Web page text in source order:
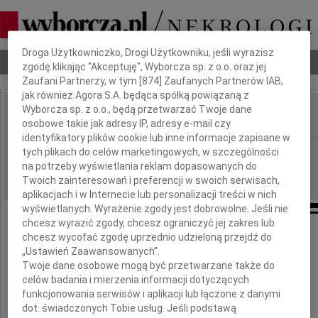
Nekrologi Odeszli Poradnik pogrzebowy
IMIĘ I NAZWISKO:
REGION: Warszawa
DATA EMISJI: 09.10.2009
i
Zbigniewowi Kledyńskiemu
Dbamy o Twoją prywatność
Droga Użytkowniczko, Drogi Użytkowniku, jeśli wyrazisz
zgodę klikając "Akceptuję", Wyborcza sp. z o.o. oraz jej
Zaufani Partnerzy, w tym [874 ] Zaufanych Partnerów IAB,
jak również Agora S.A. będąca spółką powiązaną z
Wyborcza sp. z o.o., będą przetwarzać Twoje dane
osobowe takie jak adresy IP, adresy e-mail czy
identyfikatory plików cookie lub inne informacje zapisane w
tych plikach do celów marketingowych, w szczególności
na potrzeby wyświetlania reklam dopasowanych do
Twoich zainteresowań i preferencji w swoich serwisach,
aplikacjach i w Internecie lub personalizacji treści w nich
wyświetlanych. Wyrażenie zgody jest dobrowolne. Jeśli nie
chcesz wyrazić zgody, chcesz ograniczyć jej zakres lub
chcesz wycofać zgodę uprzednio udzieloną przejdź do
„Ustawień Zaawansowanych”.
Twoje dane osobowe mogą być przetwarzane także do
celów badania i mierzenia informacji dotyczących
funkcjonowania serwisów i aplikacji lub łączone z danymi
dot. świadczonych Tobie usług. Jeśli podstawą